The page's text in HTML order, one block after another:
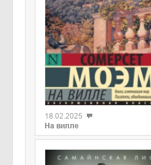
18.02.2025
На вилле